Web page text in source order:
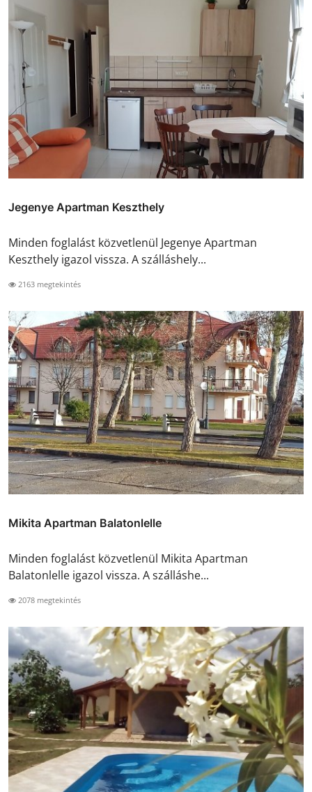
Jegenye Apartman Keszthely
Minden foglalást közvetlenül Jegenye Apartman
Keszthely igazol vissza. A szálláshely...
2163 megtekintés
Mikita Apartman Balatonlelle
Minden foglalást közvetlenül Mikita Apartman
Balatonlelle igazol vissza. A szálláshe...
2078 megtekintés